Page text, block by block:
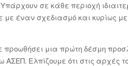
σε κάθε περιοχή
με έναν σχεδιασμό και κυρίως
μια πρώτη δέσμη
Ελπίζουμε ότι στις αρχές